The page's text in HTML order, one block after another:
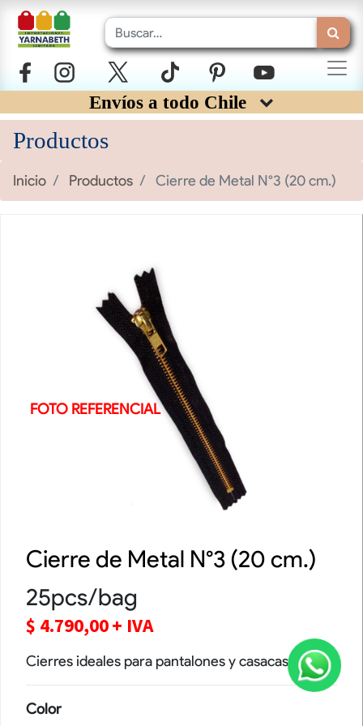
Envíos a todo Chile
Productos
Inicio Productos Cierre de Metal N°3 (20 cm.)
FOTO REFERENCIAL
Cierre de Metal N°3 (20 cm.)
25pcs/bag
$ 4.790,00+ IVA
Cierres ideales para pantalones y casacas.
Color